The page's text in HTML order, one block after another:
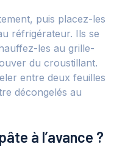
puis placez-les
réfrigérateur. Ils se
les au grille-
du croustillant.
entre deux feuilles
décongelés au
à l’avance ?